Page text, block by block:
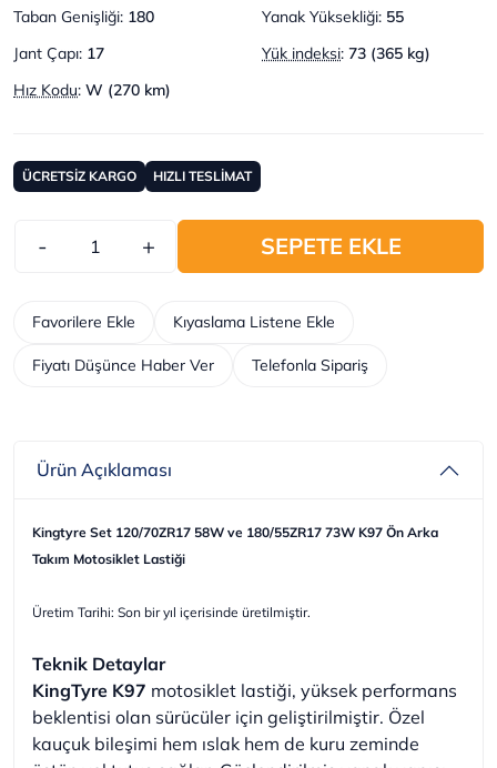
Taban Genişliği: 180 Yanak Yüksekliği: 55
Jant Çapı: 17 Yük indeksi: 73 (365 kg)
Hız Kodu: W (270 km)
ÜCRETSİZ KARGO HIZLI TESLİMAT
- + SEPETE EKLE
Telefonla Sipariş
Kıyaslama Listene Ekle
Favorilere Ekle
Fiyatı Düşünce Haber Ver
Ürün Açıklaması
Kingtyre Set 120/70ZR17 58W ve 180/55ZR17 73W K97 Ön Arka
Takım Motosiklet Lastiği
Üretim Tarihi: Son bir yıl içerisinde üretilmiştir.
Teknik Detaylar
KingTyre K97 motosiklet lastiği, yüksek performans
beklentisi olan sürücüler için geliştirilmiştir. Özel
kauçuk bileşimi hem ıslak hem de kuru zeminde